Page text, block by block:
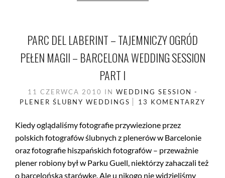
PARC DEL LABERINT – TAJEMNICZY OGRÓD
PEŁEN MAGII – BARCELONA WEDDING SESSION
PART I
11 CZERWCA 2010 IN WEDDING SESSION -
PLENER ŚLUBNY WEDDINGS 13 KOMENTARZY
Kiedy oglądaliśmy fotografie przywiezione przez
polskich fotografów ślubnych z plenerów w Barcelonie
oraz fotografie hiszpańskich fotografów – przeważnie
plener robiony był w Parku Guell, niektórzy zahaczali też
o barcelońską starówkę. Ale u nikogo nie widzieliśmy